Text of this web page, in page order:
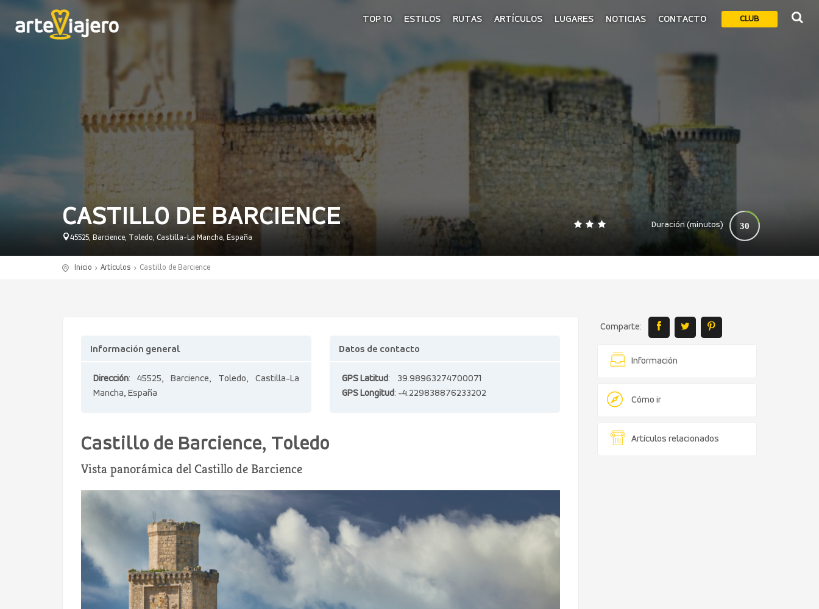
CLUB
TOP 10 ESTILOS RUTAS ARTÍCULOS LUGARES NOTICIAS CONTACTO
CASTILLO DE BARCIENCE
45525, Barcience, Toledo, Castilla-La Mancha, España
Duración (minutos) 30
0 140
Inicio Artículos Castillo de Barcience
Comparte:
Información
Cómo ir
Artículos relacionados
Información general
Dirección: 45525, Barcience, Toledo, Castilla-La
Mancha, España
Datos de contacto
GPS Latitud: 39.98963274700071
GPS Longitud: -4.229838876233202
Castillo de Barcience, Toledo
Vista panorámica del Castillo de Barcience